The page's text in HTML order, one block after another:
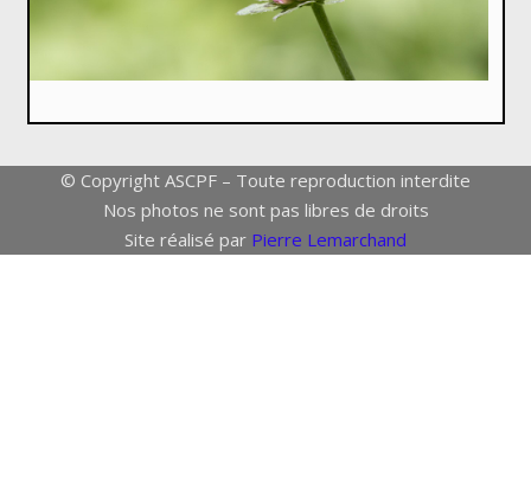
© Copyright ASCPF – Toute reproduction interdite
Nos photos ne sont pas libres de droits
Site réalisé par Pierre Lemarchand